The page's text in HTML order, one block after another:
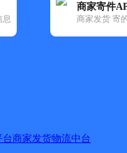
息
商家寄件
商家发货 寄
台商家发货物流中台
勒苏柯尔克孜自治州-阿
通快递（西山农场营业